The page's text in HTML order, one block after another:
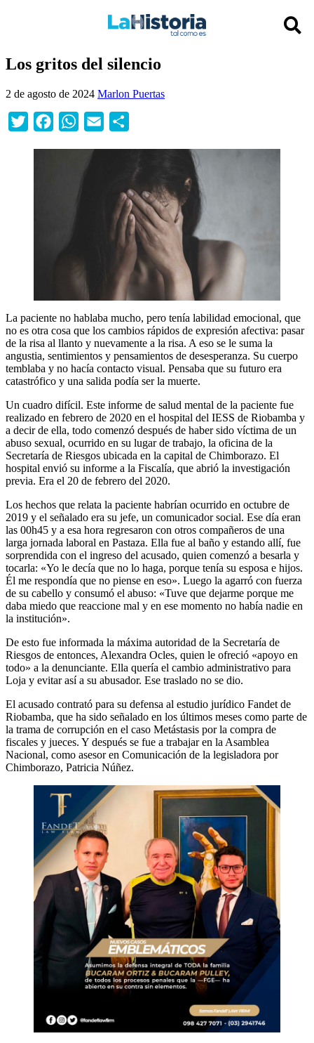
Los gritos del silencio
2 de agosto de 2024 Marlon Puertas
Twitter FacebookWhatsApp
Email
La paciente no hablaba mucho, pero tenía labilidad emocional, que
no es otra cosa que los cambios rápidos de expresión afectiva: pasar
de la risa al llanto y nuevamente a la risa. A eso se le suma la
angustia, sentimientos y pensamientos de desesperanza. Su cuerpo
temblaba y no hacía contacto visual. Pensaba que su futuro era
catastrófico y una salida podía ser la muerte.
Un cuadro difícil. Este informe de salud mental de la paciente fue
realizado en febrero de 2020 en el hospital del IESS de Riobamba y
a decir de ella, todo comenzó después de haber sido víctima de un
abuso sexual, ocurrido en su lugar de trabajo, la oficina de la
Secretaría de Riesgos ubicada en la capital de Chimborazo. El
hospital envió su informe a la Fiscalía, que abrió la investigación
previa. Era el 20 de febrero del 2020.
Los hechos que relata la paciente habrían ocurrido en octubre de
2019 y el señalado era su jefe, un comunicador social. Ese día eran
las 00h45 y a esa hora regresaron con otros compañeros de una
larga jornada laboral en Pastaza. Ella fue al baño y estando allí, fue
sorprendida con el ingreso del acusado, quien comenzó a besarla y
tocarla: «Yo le decía que no lo haga, porque tenía su esposa e hijos.
Él me respondía que no piense en eso». Luego la agarró con fuerza
de su cabello y consumó el abuso: «Tuve que dejarme porque me
daba miedo que reaccione mal y en ese momento no había nadie en
la institución».
De esto fue informada la máxima autoridad de la Secretaría de
Riesgos de entonces, Alexandra Ocles, quien le ofreció «apoyo en
todo» a la denunciante. Ella quería el cambio administrativo para
Loja y evitar así a su abusador. Ese traslado no se dio.
El acusado contrató para su defensa al estudio jurídico Fandet de
Riobamba, que ha sido señalado en los últimos meses como parte de
la trama de corrupción en el caso Metástasis por la compra de
fiscales y jueces. Y después se fue a trabajar en la Asamblea
Nacional, como asesor en Comunicación de la legisladora por
Chimborazo, Patricia Núñez.